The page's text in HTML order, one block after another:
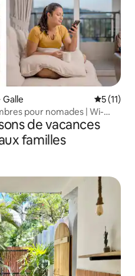
5 (11)
pour nomades | Wi-
7
de vacances
familles